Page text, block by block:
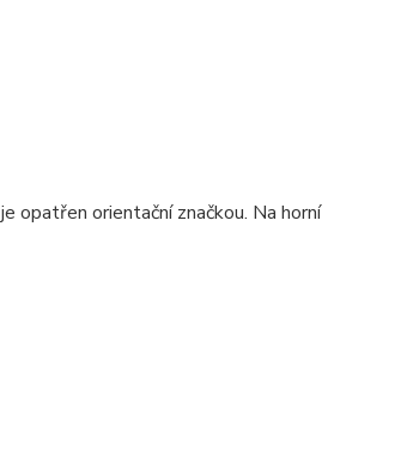
orientační značkou. Na horní